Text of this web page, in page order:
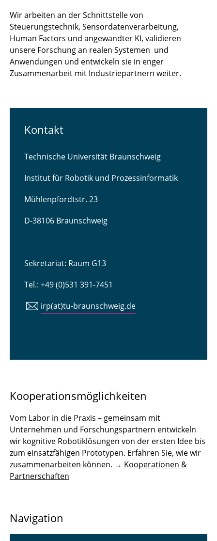
Wir arbeiten an der Schnittstelle von
Steuerungstechnik, Sensordatenverarbeitung,
Human Factors und angewandter KI, validieren
unsere Forschung an realen Systemen und
Anwendungen und entwickeln sie in enger
Zusammenarbeit mit Industriepartnern weiter.
Kontakt
Technische Universität Braunschweig
Institut für Robotik und Prozessinformatik
Mühlenpfordtstr. 23
D-38106 Braunschweig
Sekretariat: Raum G13
Tel.: +49 (0)531 391-7451
irp(at)tu-braunschweig.de
Kooperationsmöglichkeiten
Vom Labor in die Praxis – gemeinsam mit
Unternehmen und Forschungspartnern entwickeln
wir kognitive Robotiklösungen von der ersten Idee bis
zum einsatzfähigen Prototypen. Erfahren Sie, wie wir
zusammenarbeiten können. → Kooperationen &
Partnerschaften
Navigation